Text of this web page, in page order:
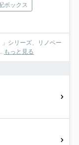
ボックス
シリーズ、リノベー
もっと見る